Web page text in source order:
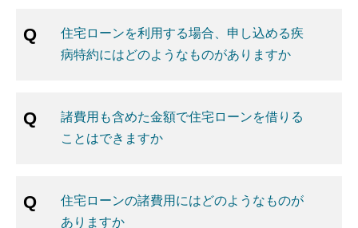
住宅ローンを利用する場合、申し込める疾
病特約にはどのようなものがありますか
諸費用も含めた金額で住宅ローンを借りる
ことはできますか
住宅ローンの諸費用にはどのようなものが
ありますか